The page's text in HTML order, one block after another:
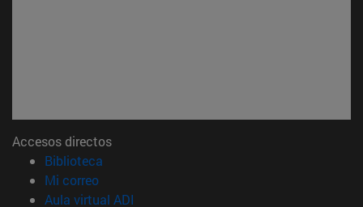
Accesos directos
Biblioteca
Mi correo(abre en nueva ventana)
Aula virtual ADI